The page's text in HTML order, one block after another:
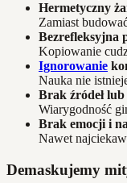
Hermetyczny
Zamiast
Bezrefleksyjna
Kopiowanie
Ignorowanie
Nauka nie
Brak źródeł
Wiarygodność
Brak emocji i
Nawet
Demaskujemy